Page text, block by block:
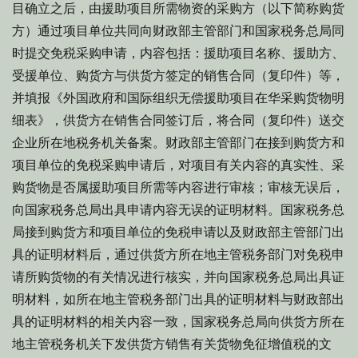
目确立之后，由援助项目所需物资的采购方（以下简称购货
方）通过项目单位共同向财政部主管部门和国家税务总局同
时提交免税采购申请，内容包括：援助项目名称、援助方、
受援单位、购货方与供货方签定的销售合同（复印件）等，
并填报《外国政府和国际组织无偿援助项目在华采购货物明
细表》，供货方在销售合同签订后，将合同（复印件）送交
企业所在地税务机关备案。财政部主管部门在接到购货方和
项目单位的免税采购申请后，对项目有关内容的真实性、采
购货物是否属援助项目所需等内容进行审核；审核无误后，
向国家税务总局出具申请内容无误的证明材料。国家税务总
局接到购货方和项目单位的免税申请以及财政部主管部门出
具的证明材料后，通过供货方所在地主管税务部门对免税申
请所购货物的有关情况进行核实，并向国家税务总局出具证
明材料，如所在地主管税务部门出具的证明材料与财政部出
具的证明材料的相关内容一致，国家税务总局向供货方所在
地主管税务机关下发供货方销售有关货物免征增值税的文